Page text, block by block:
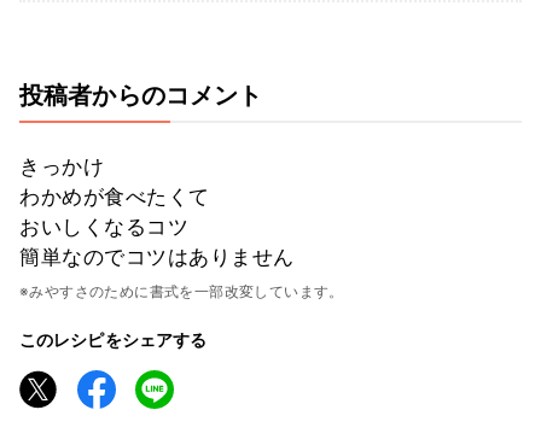
投稿者からのコメント
きっかけ
わかめが食べたくて
おいしくなるコツ
簡単なのでコツはありません
※みやすさのために書式を一部改変しています。
このレシピをシェアする